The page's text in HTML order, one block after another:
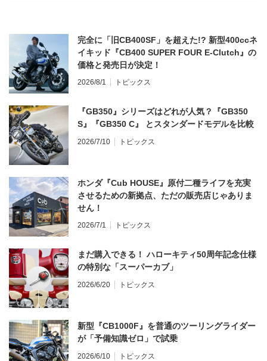
完全に「旧CB400SF」を超えた!? 新型400ccネ
イキッド『CB400 SUPER FOUR E-Clutch』の
価格と発売日が決定！
2026/8/1 トピックス
『GB350』シリーズはどれが人気？『GB350
S』『GB350 C』 とスタンダードモデルを比較
2026/7/10 トピックス
ホンダ『Cub HOUSE』原付二種ライフを充実
させるための新拠点、ただの販売店じゃありま
せん！
2026/7/1 トピックス
まだ購入できる！ ハローキティ50周年記念仕様
の特別な「スーパーカブ」
2026/6/20 トピックス
新型『CB1000F』を普通のツーリングライダー
が「予備知識ゼロ」で試乗
2026/6/10 トピックス